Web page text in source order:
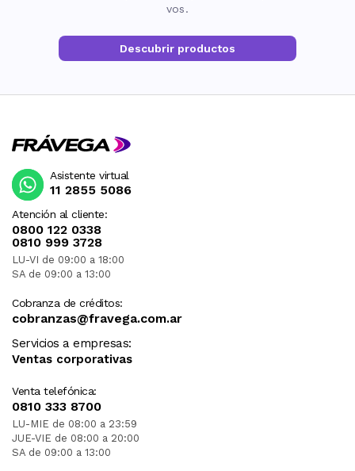
vos.
Descubrir productos
Atención al cliente:
0800 122 0338
0810 999 3728
LU-VI de 09:00 a 18:00
SA de 09:00 a 13:00
Cobranza de créditos:
cobranzas@fravega.com.ar
Servicios a empresas:
Ventas corporativas
Venta telefónica:
0810 333 8700
LU-MIE de 08:00 a 23:59
JUE-VIE de 08:00 a 20:00
SA de 09:00 a 13:00
Asistente virtual
11 2855 5086